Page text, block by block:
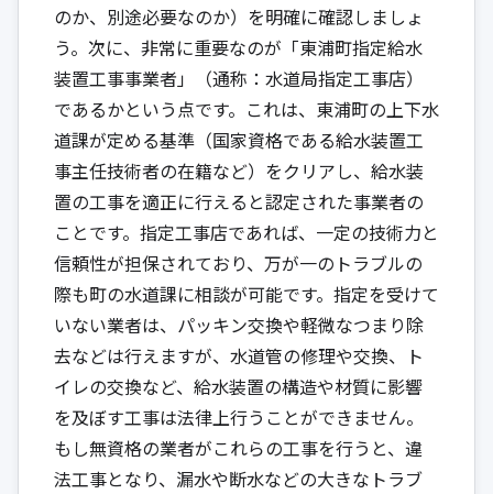
のか、別途必要なのか）を明確に確認しましょ
う。次に、非常に重要なのが「東浦町指定給水
装置工事事業者」（通称：水道局指定工事店）
であるかという点です。これは、東浦町の上下水
道課が定める基準（国家資格である給水装置工
事主任技術者の在籍など）をクリアし、給水装
置の工事を適正に行えると認定された事業者の
ことです。指定工事店であれば、一定の技術力と
信頼性が担保されており、万が一のトラブルの
際も町の水道課に相談が可能です。指定を受けて
いない業者は、パッキン交換や軽微なつまり除
去などは行えますが、水道管の修理や交換、ト
イレの交換など、給水装置の構造や材質に影響
を及ぼす工事は法律上行うことができません。
もし無資格の業者がこれらの工事を行うと、違
法工事となり、漏水や断水などの大きなトラブ